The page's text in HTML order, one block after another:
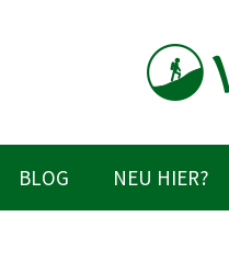
BLOG NEU HIER?